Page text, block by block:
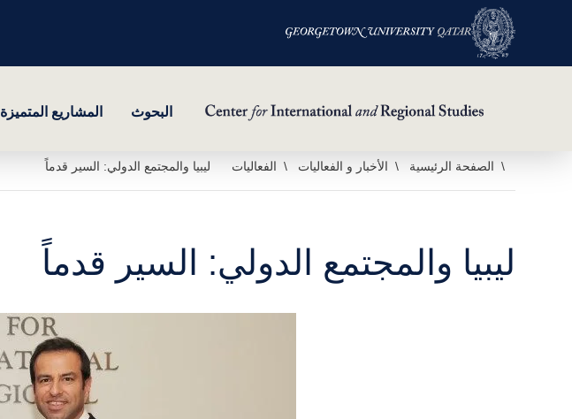
البحوث المشاريع المتميزة
الصفحة الرئيسية الأخبار و الفعاليات الفعاليات ليبيا والمجتمع الدولي: السير قدماً
ليبيا والمجتمع الدولي: السير قدماً